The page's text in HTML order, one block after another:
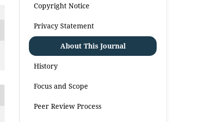
Copyright Notice
Privacy Statement
About This Journal
History
Focus and Scope
Peer Review Process